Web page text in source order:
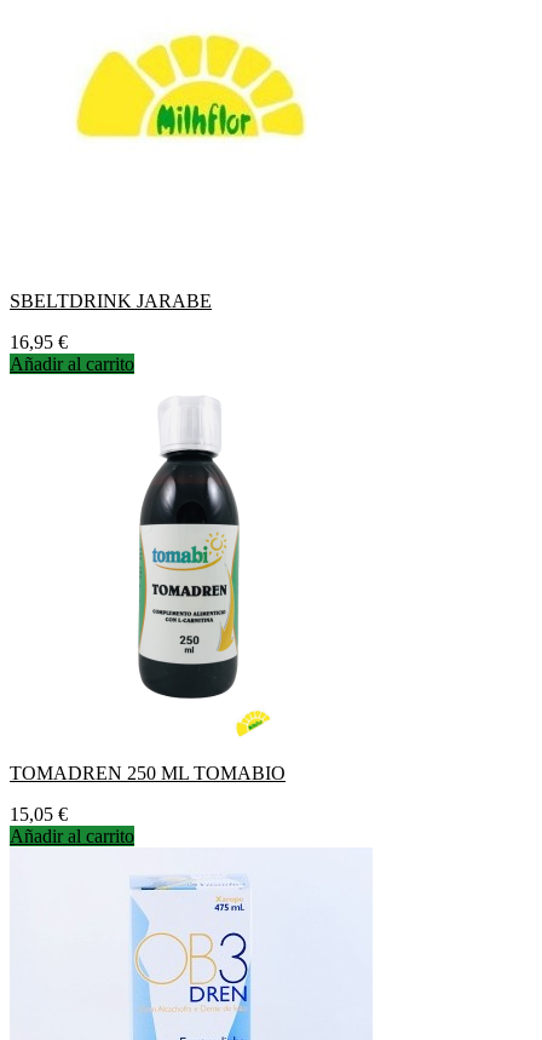
SBELTDRINK JARABE
Precio
16,95 €
Añadir al carrito
TOMADREN 250 ML TOMABIO
Precio
15,05 €
Añadir al carrito